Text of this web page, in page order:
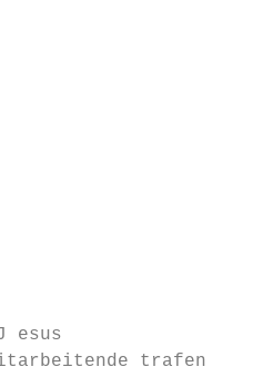
J esus
trafen